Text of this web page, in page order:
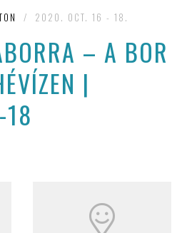
/ 2020. OCT. 16 - 18.
– A BOR
|
18